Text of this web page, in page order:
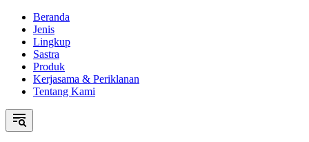
Beranda
Jenis
Lingkup
Sastra
Produk
Kerjasama & Periklanan
Tentang Kami